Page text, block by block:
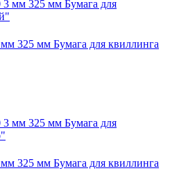
325 мм Бумага для квиллинга
325 мм Бумага для квиллинга